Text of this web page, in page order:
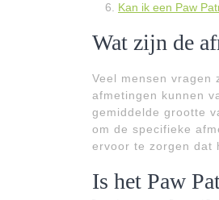
Kan ik een Paw
Wat zijn de
Veel mensen vragen
afmetingen kunnen
gemiddelde grootte
om de specifieke
ervoor te zorgen dat
Is het Paw